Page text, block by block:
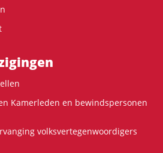
Kamerleden en bewindspersonen
volksvertegenwoordigers